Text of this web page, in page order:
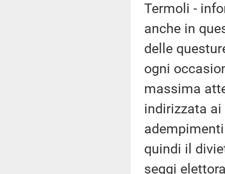
Termoli -
anche in
delle
ogni
massima
indirizzata
quindi il
seggi